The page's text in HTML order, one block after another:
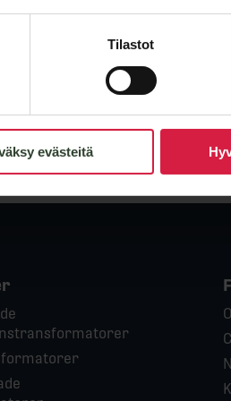
Tilastot
evästeitä
Detta i en tid då det